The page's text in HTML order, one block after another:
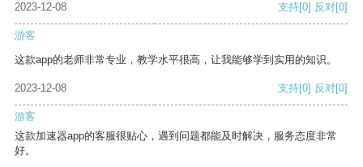
2023-12-08 支持[0] 反对[0]
游客
这款app的老师非常专业，教学水平很高，让我能够学到实用的知识。
2023-12-08 支持[0] 反对[0]
游客
这款加速器app的客服很贴心，遇到问题都能及时解决，服务态度非常
好。